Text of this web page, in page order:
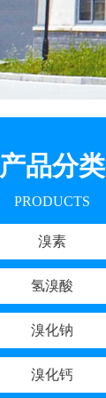
产品分类
PRODUCTS
溴素
氢溴酸
溴化钠
溴化钙